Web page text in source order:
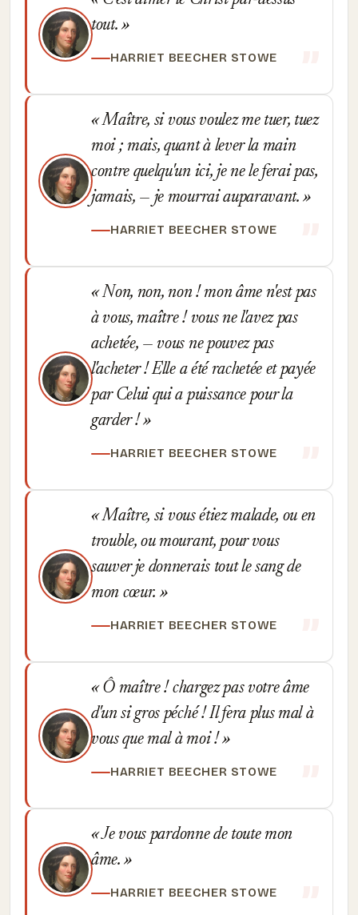
tout.
HARRIET BEECHER STOWE
Maître, si vous voulez me tuer, tuez
moi ; mais, quant à lever la main
contre quelqu'un ici, je ne le ferai pas,
jamais, — je mourrai auparavant.
HARRIET BEECHER STOWE
Non, non, non ! mon âme n'est pas
à vous, maître ! vous ne l'avez pas
achetée, — vous ne pouvez pas
l'acheter ! Elle a été rachetée et payée
par Celui qui a puissance pour la
garder !
HARRIET BEECHER STOWE
Maître, si vous étiez malade, ou en
trouble, ou mourant, pour vous
sauver je donnerais tout le sang de
mon cœur.
HARRIET BEECHER STOWE
Ô maître ! chargez pas votre âme
d'un si gros péché ! Il fera plus mal à
vous que mal à moi !
HARRIET BEECHER STOWE
Je vous pardonne de toute mon
âme.
HARRIET BEECHER STOWE